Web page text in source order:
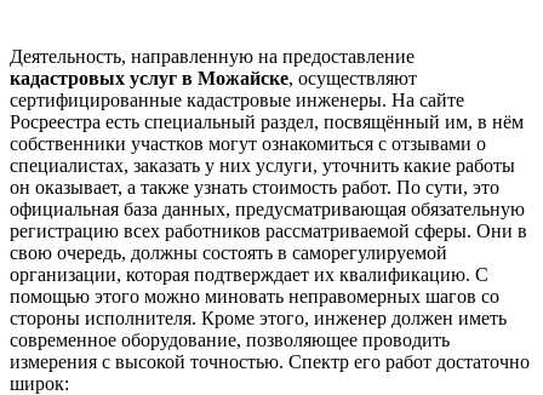
Деятельность, направленную на предоставление
кадастровых услуг в Можайске, осуществляют
сертифицированные кадастровые инженеры. На сайте
Росреестра есть специальный раздел, посвящённый им, в нём
собственники участков могут ознакомиться с отзывами о
специалистах, заказать у них услуги, уточнить какие работы
он оказывает, а также узнать стоимость работ. По сути, это
официальная база данных, предусматривающая обязательную
регистрацию всех работников рассматриваемой сферы. Они в
свою очередь, должны состоять в саморегулируемой
организации, которая подтверждает их квалификацию. С
помощью этого можно миновать неправомерных шагов со
стороны исполнителя. Кроме этого, инженер должен иметь
современное оборудование, позволяющее проводить
измерения с высокой точностью. Спектр его работ достаточно
широк: